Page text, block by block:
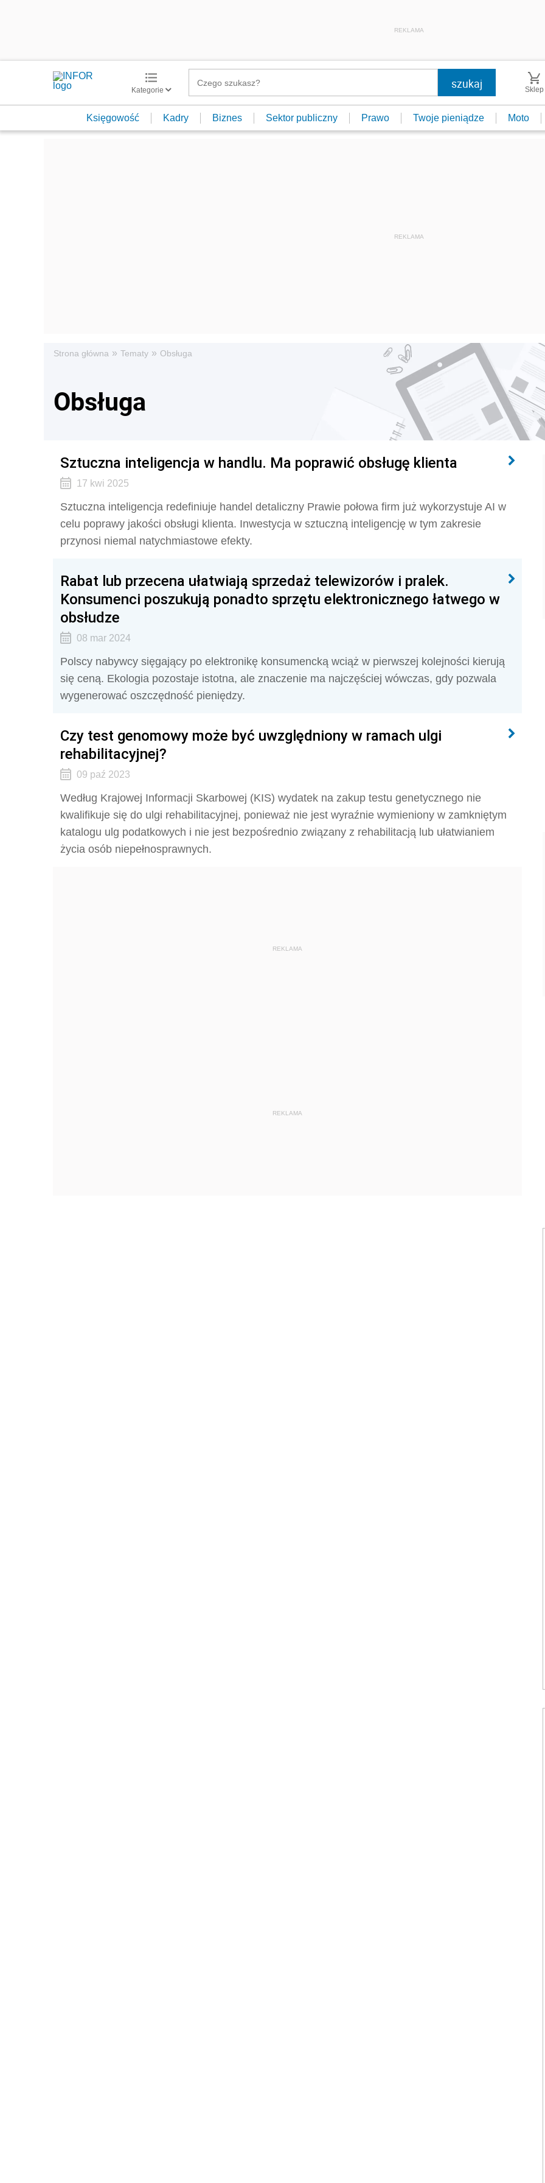
REKLAMA
Kategorie Sklep
Księgowość Kadry Biznes Sektor publiczny Prawo Twoje pieniądze Moto
Strona główna » Tematy » Obsługa
Obsługa
Sztuczna inteligencja w handlu. Ma poprawić obsługę klienta
17 kwi 2025
Sztuczna inteligencja redefiniuje handel detaliczny Prawie połowa firm już wykorzystuje AI w
celu poprawy jakości obsługi klienta. Inwestycja w sztuczną inteligencję w tym zakresie
przynosi niemal natychmiastowe efekty.
Rabat lub przecena ułatwiają sprzedaż telewizorów i pralek.
Konsumenci poszukują ponadto sprzętu elektronicznego łatwego w
obsłudze
08 mar 2024
Polscy nabywcy sięgający po elektronikę konsumencką wciąż w pierwszej kolejności kierują
się ceną. Ekologia pozostaje istotna, ale znaczenie ma najczęściej wówczas, gdy pozwala
wygenerować oszczędność pieniędzy.
Czy test genomowy może być uwzględniony w ramach ulgi
rehabilitacyjnej?
09 paź 2023
Według Krajowej Informacji Skarbowej (KIS) wydatek na zakup testu genetycznego nie
kwalifikuje się do ulgi rehabilitacyjnej, ponieważ nie jest wyraźnie wymieniony w zamkniętym
katalogu ulg podatkowych i nie jest bezpośrednio związany z rehabilitacją lub ułatwianiem
życia osób niepełnosprawnych.
REKLAMA
REKLAMA